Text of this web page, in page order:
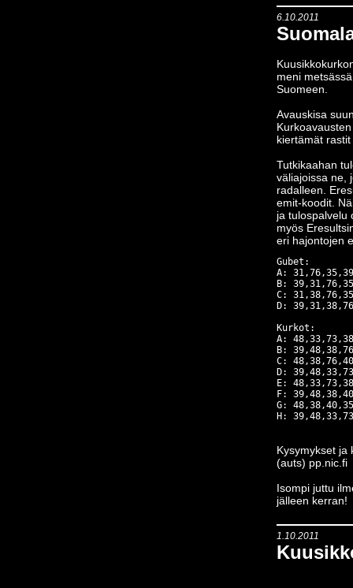
6.10.2011
meni
Suomeen.
Avauskisa
kiertämät
Tutkikaahan
väliajoissa ne,
radalleen.
emit-koodit.
ja tulospalvelu
myös
eri hajontojen
Gubet:
A:
B:
C:
D:
Kurkot:
A:
B:
C:
D:
E:
F:
G:
Kysymykset ja
(auts) pp.nic.fi
Isompi juttu
jälleen kerran!
1.10.2011